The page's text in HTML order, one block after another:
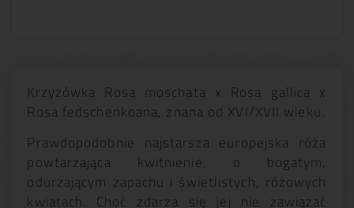
Krzyżówka Rosa moschata x Rosa gallica x
Rosa fedschenkoana, znana od XVI/XVII wieku.
Prawdopodobnie najstarsza europejska róża
powtarzająca kwitnienie, o bogatym,
odurzającym zapachu i świetlistych, różowych
kwiatach. Choć zdarza się jej nie zawiązać